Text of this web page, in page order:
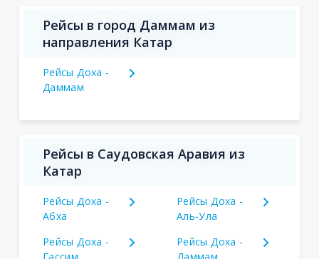
Рейсы в город Даммам из
направления Катар
Рейсы Доха -
Даммам
Рейсы в Саудовская Аравия из
Катар
Рейсы Доха -
Абха
Рейсы Доха -
Аль-Ула
Рейсы Доха -
Рейсы Доха -